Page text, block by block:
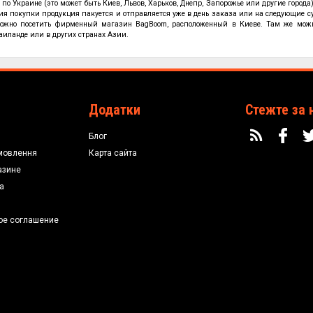
Украине (это может быть Киев, Львов, Харьков, Днепр, Запорожье или другие
покупки продукция пакуется и отправляется уже в день заказа или на следующие
посетить фирменный магазин BagBoom, расположенный в Киеве. Там же можно
или в других странах Азии.
соглашение
Додатки
Блог
Карта сайта
Стежте за